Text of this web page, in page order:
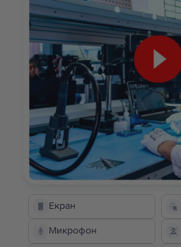
Екран
Микрофон